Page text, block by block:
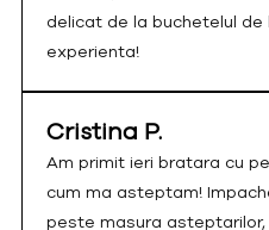
delicat de la buchetelul de
experienta!
Cristina P.
Am primit ieri bratara cu
cum ma asteptam!
peste masura